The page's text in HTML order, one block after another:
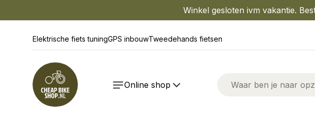
Winkel gesloten ivm vakantie.
Elektrische fiets tuningGPS inbouwTweedehands fietsen
Online shop